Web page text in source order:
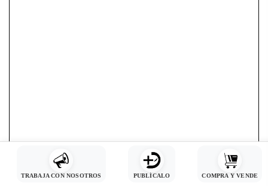
TRABAJA CON NOSOTROS PUBLÍCALO COMPRA Y VENDE